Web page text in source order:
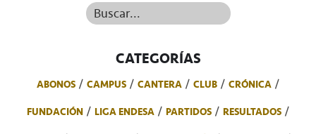
Buscar...
CATEGORÍAS
ABONOS CAMPUS CANTERA CLUB
CRÓNICA
FUNDACIÓN
LIGA ENDESA PARTIDOS
RESULTADOS